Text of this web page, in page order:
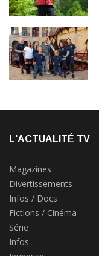
L'ACTUALITÉ TV
Magazines
Divertissements
Infos / Docs
Fictions / Cinéma
Série
Infos